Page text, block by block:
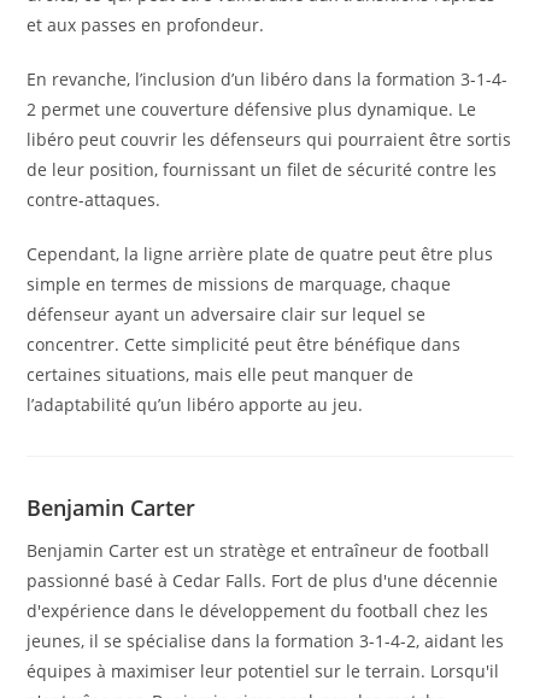
et aux passes en profondeur.
En revanche, l’inclusion d’un libéro dans la formation 3-1-4-
2 permet une couverture défensive plus dynamique. Le
libéro peut couvrir les défenseurs qui pourraient être sortis
de leur position, fournissant un filet de sécurité contre les
contre-attaques.
Cependant, la ligne arrière plate de quatre peut être plus
simple en termes de missions de marquage, chaque
défenseur ayant un adversaire clair sur lequel se
concentrer. Cette simplicité peut être bénéfique dans
certaines situations, mais elle peut manquer de
l’adaptabilité qu’un libéro apporte au jeu.
Benjamin Carter
Benjamin Carter est un stratège et entraîneur de football
passionné basé à Cedar Falls. Fort de plus d'une décennie
d'expérience dans le développement du football chez les
jeunes, il se spécialise dans la formation 3-1-4-2, aidant les
équipes à maximiser leur potentiel sur le terrain. Lorsqu'il